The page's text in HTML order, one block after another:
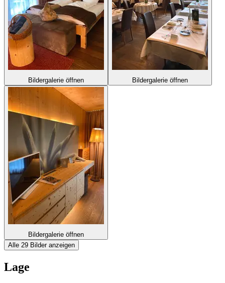
Bildergalerie öffnen Bildergalerie öffnen
Bildergalerie öffnen
Alle 29 Bilder anzeigen
Lage